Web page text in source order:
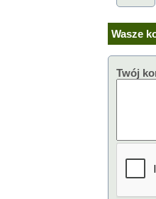
Wasze
Twój